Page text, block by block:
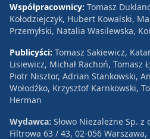
Współpracownicy: Tomasz
Kołodziejczyk, Hubert Kowalski,
Przemyłski, Natalia Wasilewska,
Publicyści: Tomasz Sakiewicz,
Lisiewicz, Michał Rachoń, Tomasz
Piotr Nisztor, Adrian Stankowski,
Wołodźko, Krzysztof Karnkowski,
Herman
Wydawca: Słowo Niezależne Sp. z
Filtrowa 63 / 43, 02-056 Warszawa,